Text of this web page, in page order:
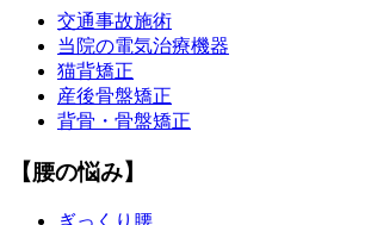
交通事故施術
当院の電気治療機器
猫背矯正
産後骨盤矯正
背骨・骨盤矯正
【腰の悩み】